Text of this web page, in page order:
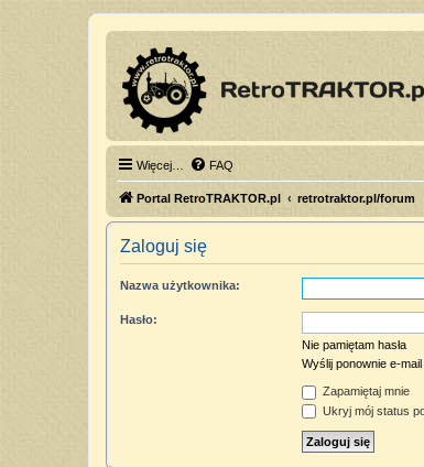
Więcej… FAQ
Portal RetroTRAKTOR.pl retrotraktor.pl/forum
Zaloguj się
Nazwa użytkownika:
Hasło:
Nie pamiętam hasła
Wyślij ponownie e-
Zapamiętaj mnie
Ukryj mój status